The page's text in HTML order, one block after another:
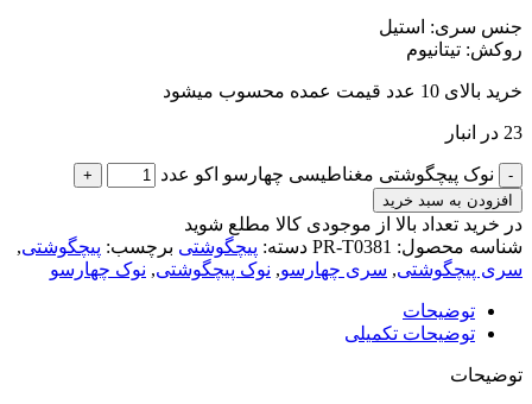
جنس سری: استیل
روکش: تیتانیوم
خرید بالای 10 عدد قیمت عمده محسوب میشود
23 در انبار
نوک پیچگوشتی مغناطیسی چهارسو اکو عدد
افزودن به سبد خرید
در خرید تعداد بالا از موجودی کالا مطلع شوید
شناسه محصول: PR-T0381 دسته: پیچگوشتی برچسب: پیچگوشتی,
سری پیچگوشتی, سری چهارسو, نوک پیچگوشتی, نوک چهارسو
توضیحات
توضیحات تکمیلی
توضیحات